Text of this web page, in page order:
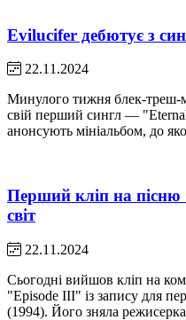
Evilucifer дебютує з
22.11.2024
Минулого тижня блек-треш-
свій перший сингл —
анонсують мініальбом, до
Перший кліп на
світ
22.11.2024
Сьогодні вийшов кліп на
"Episode III" із запису для
(1994). Його зняла режисерка